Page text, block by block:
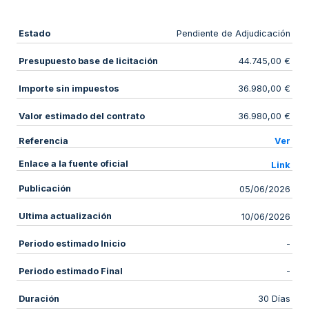
Estado Pendiente de Adjudicación
Presupuesto base de licitación 44.745,00 €
Importe sin impuestos 36.980,00 €
Valor estimado del contrato 36.980,00 €
Referencia Ver
Enlace a la fuente oficial Link
Publicación 05/06/2026
Ultima actualización 10/06/2026
Periodo estimado Inicio -
Periodo estimado Final -
Duración 30 Días